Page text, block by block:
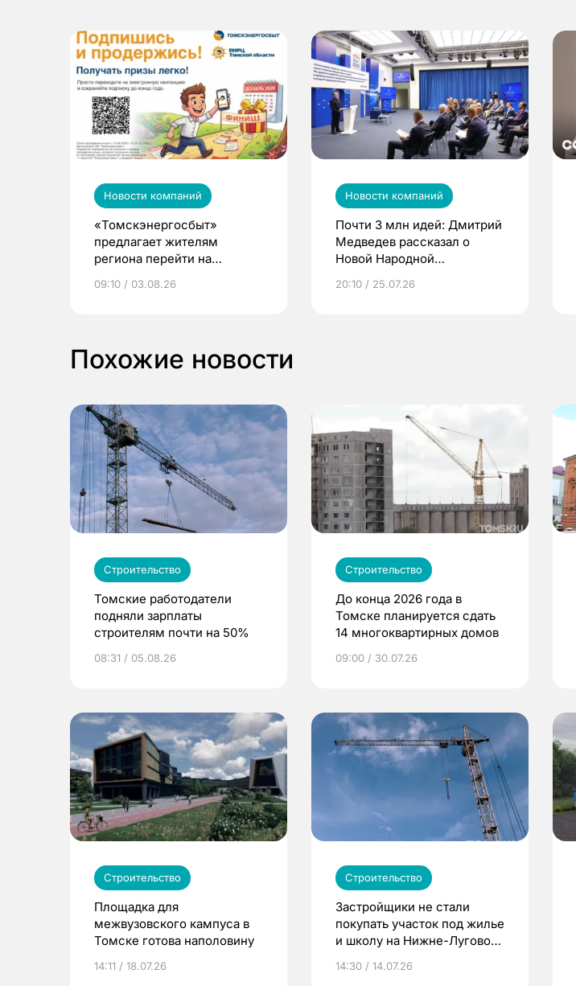
Новости компаний
«Томскэнергосбыт»
предлагает жителям
региона перейти на
выиграть призы
09:10 / 03.08.26
Новости компаний
Почти 3 млн идей: Дмитрий
Медведев рассказал о
Новой Народной
20:10 / 25.07.26
Похожие новости
Строительство
Томские работодатели
подняли зарплаты
строителям почти на 50%
08:31 / 05.08.26
Строительство
До конца 2026 года в
Томске планируется сдать
14 многоквартирных домов
09:00 / 30.07.26
Строительство
Площадка для
межвузовского кампуса в
Томске готова наполовину
14:11 / 18.07.26
Строительство
Застройщики не стали
покупать участок под жилье
и школу на Нижне-Луговой
14:30 / 14.07.26